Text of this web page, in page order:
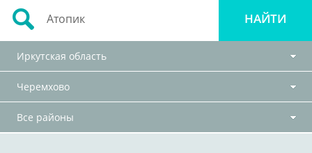
Иркутская область
Черемхово
Все районы